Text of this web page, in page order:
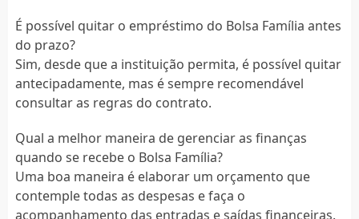
É possível quitar o empréstimo do Bolsa Família antes
do prazo?
Sim, desde que a instituição permita, é possível quitar
antecipadamente, mas é sempre recomendável
consultar as regras do contrato.
Qual a melhor maneira de gerenciar as finanças
quando se recebe o Bolsa Família?
Uma boa maneira é elaborar um orçamento que
contemple todas as despesas e faça o
acompanhamento das entradas e saídas financeiras.